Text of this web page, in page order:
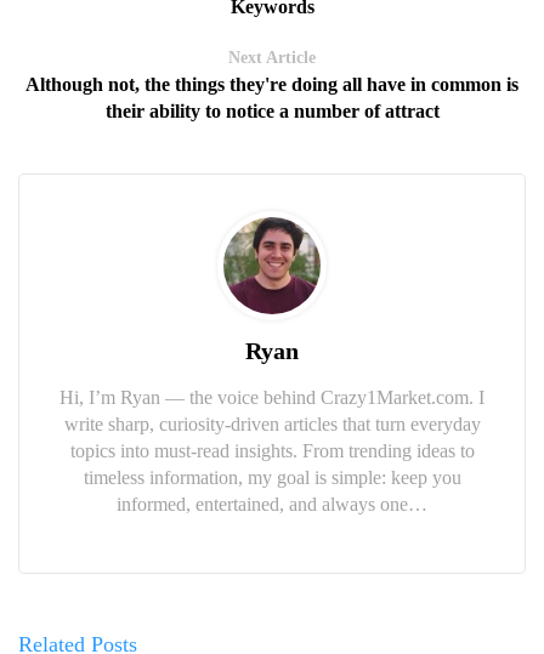
Keywords
Next Article
Although not, the things they're doing all have in common is
their ability to notice a number of attract
Ryan
Hi, I’m Ryan — the voice behind Crazy1Market.com. I
write sharp, curiosity-driven articles that turn everyday
topics into must-read insights. From trending ideas to
timeless information, my goal is simple: keep you
informed, entertained, and always one…
Related Posts